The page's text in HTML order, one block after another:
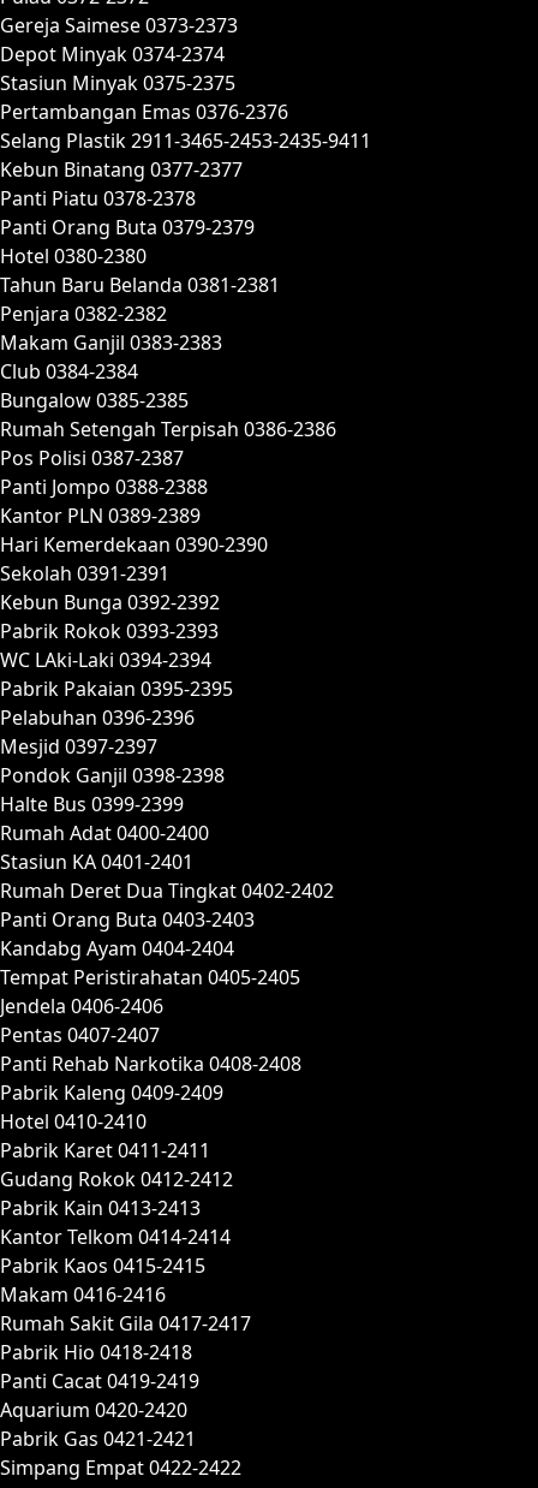
Gereja Saimese 0373-2373
Depot Minyak 0374-2374
Stasiun Minyak 0375-2375
Pertambangan Emas 0376-2376
Selang Plastik 2911-3465-2453-2435-9411
Kebun Binatang 0377-2377
Panti Piatu 0378-2378
Panti Orang Buta 0379-2379
Hotel 0380-2380
Tahun Baru Belanda 0381-2381
Penjara 0382-2382
Makam Ganjil 0383-2383
Club 0384-2384
Bungalow 0385-2385
Rumah Setengah Terpisah 0386-2386
Pos Polisi 0387-2387
Panti Jompo 0388-2388
Kantor PLN 0389-2389
Hari Kemerdekaan 0390-2390
Sekolah 0391-2391
Kebun Bunga 0392-2392
Pabrik Rokok 0393-2393
WC LAki-Laki 0394-2394
Pabrik Pakaian 0395-2395
Pelabuhan 0396-2396
Mesjid 0397-2397
Pondok Ganjil 0398-2398
Halte Bus 0399-2399
Rumah Adat 0400-2400
Stasiun KA 0401-2401
Rumah Deret Dua Tingkat 0402-2402
Panti Orang Buta 0403-2403
Kandabg Ayam 0404-2404
Tempat Peristirahatan 0405-2405
Jendela 0406-2406
Pentas 0407-2407
Panti Rehab Narkotika 0408-2408
Pabrik Kaleng 0409-2409
Hotel 0410-2410
Pabrik Karet 0411-2411
Gudang Rokok 0412-2412
Pabrik Kain 0413-2413
Kantor Telkom 0414-2414
Pabrik Kaos 0415-2415
Makam 0416-2416
Rumah Sakit Gila 0417-2417
Pabrik Hio 0418-2418
Panti Cacat 0419-2419
Aquarium 0420-2420
Pabrik Gas 0421-2421
Simpang Empat 0422-2422